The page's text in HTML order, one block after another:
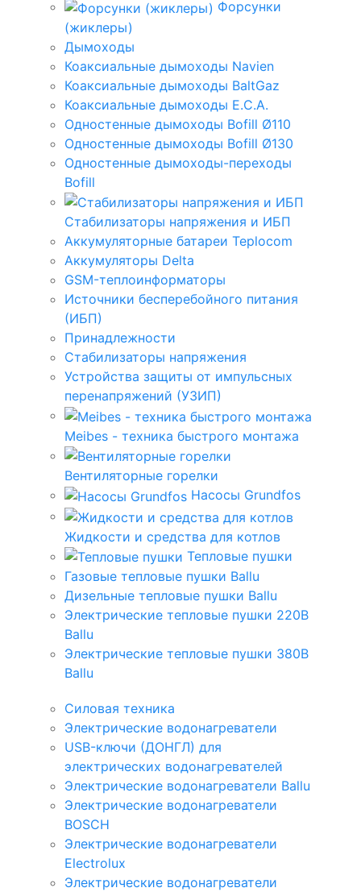
Форсунки
(жиклеры)
Дымоходы
Коаксиальные дымоходы Navien
Коаксиальные дымоходы BaltGaz
Коаксиальные дымоходы E.C.A.
Одностенные дымоходы Bofill Ø110
Одностенные дымоходы Bofill Ø130
Одностенные дымоходы-переходы
Bofill
Стабилизаторы напряжения и ИБП
Аккумуляторные батареи Teplocom
Аккумуляторы Delta
GSM-теплоинформаторы
Источники бесперебойного питания
(ИБП)
Принадлежности
Стабилизаторы напряжения
Устройства защиты от импульсных
перенапряжений (УЗИП)
Meibes - техника быстрого монтажа
Вентиляторные горелки
Насосы Grundfos
Жидкости и средства для котлов
Тепловые пушки
Газовые тепловые пушки Ballu
Дизельные тепловые пушки Ballu
Электрические тепловые пушки 220В
Ballu
Электрические тепловые пушки 380В
Ballu
Силовая техника
Электрические водонагреватели
USB-ключи (ДОНГЛ) для
электрических водонагревателей
Электрические водонагреватели Ballu
Электрические водонагреватели
BOSCH
Электрические водонагреватели
Electrolux
Электрические водонагреватели